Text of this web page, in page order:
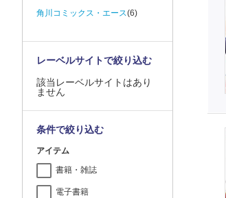
角川コミックス・エース(6)
レーベルサイトで絞り込む
該当レーベルサイトはあり
ません
条件で絞り込む
アイテム
書籍・雑誌
電子書籍